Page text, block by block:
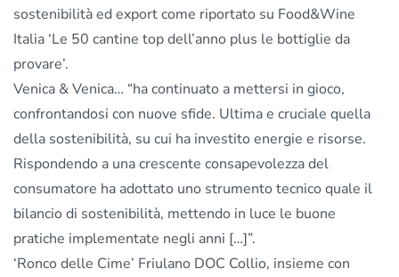
sostenibilità ed export come riportato su Food&Wine
Italia ‘Le 50 cantine top dell’anno plus le bottiglie da
provare’.
Venica & Venica… “ha continuato a mettersi in gioco,
confrontandosi con nuove sfide. Ultima e cruciale quella
della sostenibilità, su cui ha investito energie e risorse.
Rispondendo a una crescente consapevolezza del
consumatore ha adottato uno strumento tecnico quale il
bilancio di sostenibilità, mettendo in luce le buone
pratiche implementate negli anni […]”.
‘Ronco delle Cime’ Friulano DOC Collio, insieme con